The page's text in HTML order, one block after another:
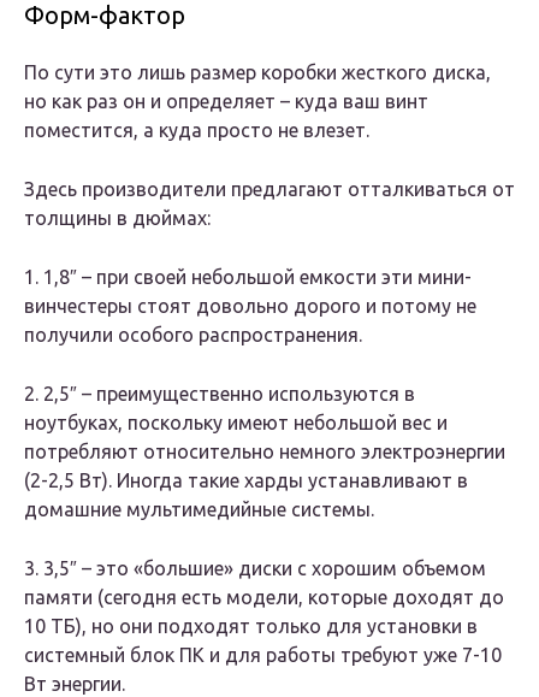
Форм-фактор
По сути это лишь размер коробки жесткого диска,
но как раз он и определяет – куда ваш винт
поместится, а куда просто не влезет.
Здесь производители предлагают отталкиваться от
толщины в дюймах:
1. 1,8″ – при своей небольшой емкости эти мини-
винчестеры стоят довольно дорого и потому не
получили особого распространения.
2. 2,5″ – преимущественно используются в
ноутбуках, поскольку имеют небольшой вес и
потребляют относительно немного электроэнергии
(2-2,5 Вт). Иногда такие харды устанавливают в
домашние мультимедийные системы.
3. 3,5″ – это «большие» диски с хорошим объемом
памяти (сегодня есть модели, которые доходят до
10 ТБ), но они подходят только для установки в
системный блок ПК и для работы требуют уже 7-10
Вт энергии.